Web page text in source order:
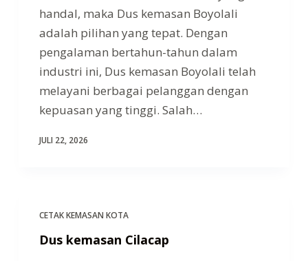
handal, maka Dus kemasan Boyolali
adalah pilihan yang tepat. Dengan
pengalaman bertahun-tahun dalam
industri ini, Dus kemasan Boyolali telah
melayani berbagai pelanggan dengan
kepuasan yang tinggi. Salah…
JULI 22, 2026
CETAK KEMASAN KOTA
Dus kemasan Cilacap